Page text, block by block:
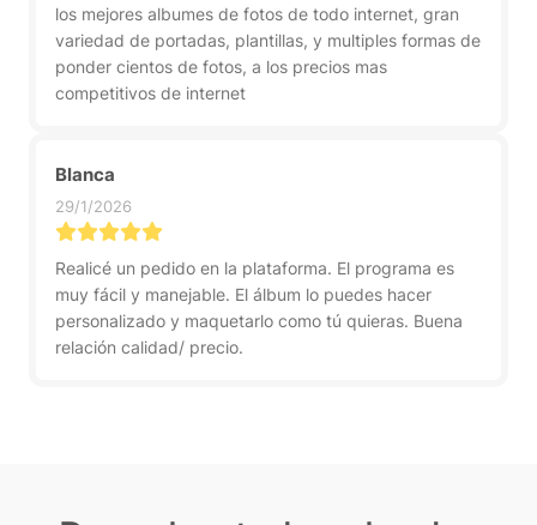
los mejores albumes de fotos de todo internet, gran
variedad de portadas, plantillas, y multiples formas de
ponder cientos de fotos, a los precios mas
competitivos de internet
Blanca
29/1/2026
Realicé un pedido en la plataforma. El programa es
muy fácil y manejable. El álbum lo puedes hacer
personalizado y maquetarlo como tú quieras. Buena
relación calidad/ precio.